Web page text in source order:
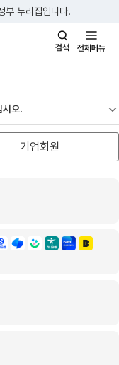
부 누리집입니다.
검색창 열기
전체메뉴
시오.
기업회원